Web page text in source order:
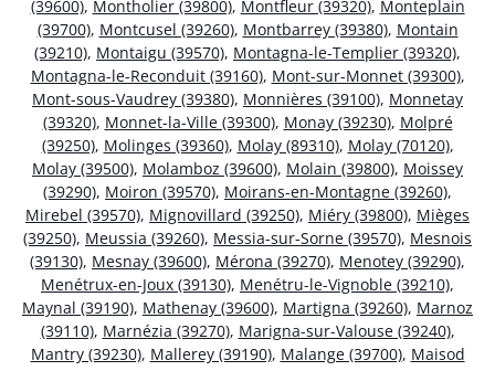
(39600), Montholier (39800), Montfleur (39320), Monteplain
(39700), Montcusel (39260), Montbarrey (39380), Montain
(39210), Montaigu (39570), Montagna-le-Templier (39320),
Montagna-le-Reconduit (39160), Mont-sur-Monnet (39300),
Mont-sous-Vaudrey (39380), Monnières (39100), Monnetay
(39320), Monnet-la-Ville (39300), Monay (39230), Molpré
(39250), Molinges (39360), Molay (89310), Molay (70120),
Molay (39500), Molamboz (39600), Molain (39800), Moissey
(39290), Moiron (39570), Moirans-en-Montagne (39260),
Mirebel (39570), Mignovillard (39250), Miéry (39800), Mièges
(39250), Meussia (39260), Messia-sur-Sorne (39570), Mesnois
(39130), Mesnay (39600), Mérona (39270), Menotey (39290),
Menétrux-en-Joux (39130), Menétru-le-Vignoble (39210),
Maynal (39190), Mathenay (39600), Martigna (39260), Marnoz
(39110), Marnézia (39270), Marigna-sur-Valouse (39240),
Mantry (39230), Mallerey (39190), Malange (39700), Maisod